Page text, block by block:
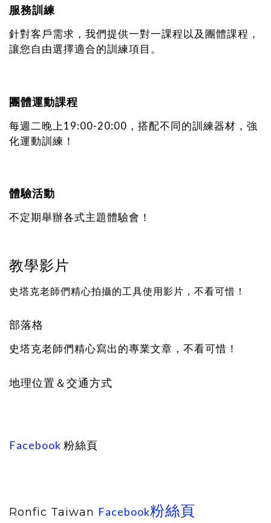
服務訓練
針對客戶需求，我們提供一對一課程以及團體課程，
讓您自由選擇適合的訓練項目。
團體運動課程
每週二晚上19:00-20:00，搭配不同的訓練器材，強
化運動訓練！
體驗活動
不定期舉辦各式主題體驗會！
教學影片
史塔克老師們精心拍攝的工具使用影片，不看可惜！
部落格
史塔克老師們精心寫出的專業文章，不看可惜！
地理位置＆交通方式
Facebook 粉絲頁
Ronfic Taiwan Facebook粉絲頁